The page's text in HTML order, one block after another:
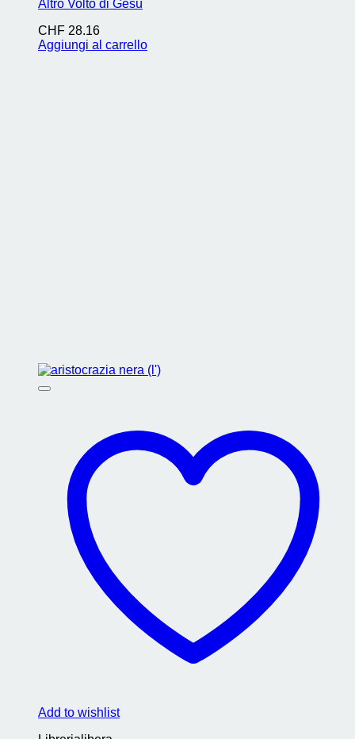
Altro Volto di Gesù
CHF 28.16
Aggiungi al carrello
Add to wishlist